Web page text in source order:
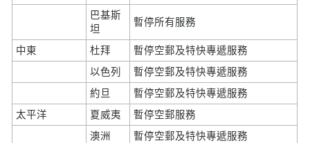
巴基斯
坦
暫停所有服務
中東 杜拜
暫停空郵及特快專遞服務
以色列
暫停空郵及特快專遞服務
約旦
暫停空郵及特快專遞服務
太平洋
夏威夷
暫停空郵服務
澳洲
暫停空郵及特快專遞服務